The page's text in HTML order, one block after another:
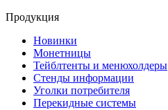
Продукция
Новинки
Монетницы
Тейблтенты и менюхолдеры
Стенды информации
Уголки потребителя
Перекидные системы